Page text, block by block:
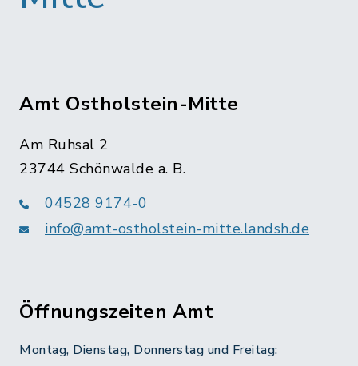
Amt Ostholstein-Mitte
Am Ruhsal 2
23744 Schönwalde a. B.
04528 9174-0
info@amt-ostholstein-mitte.landsh.de
Öffnungszeiten Amt
Montag, Dienstag, Donnerstag und Freitag: